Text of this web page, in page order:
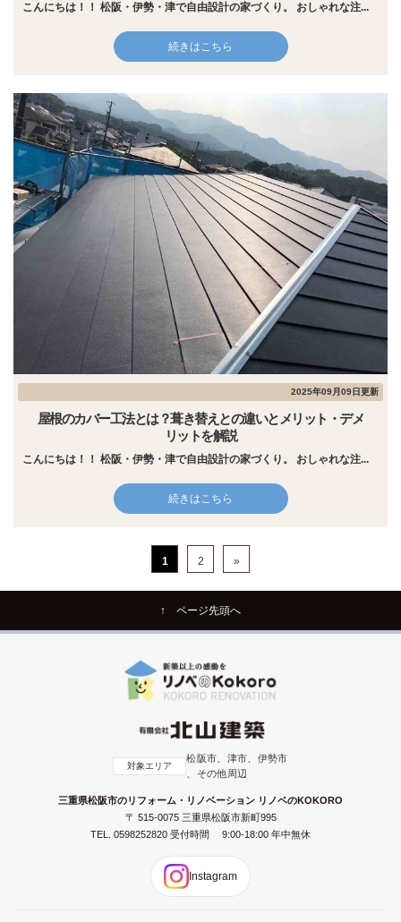
こんにちは！！ 松阪・伊勢・津で自由設計の家づくり。 おしゃれな注...
続きはこちら
2025年09月09日更新
屋根のカバー工法とは？葺き替えとの違いとメリット・デメ
リットを解説
こんにちは！！ 松阪・伊勢・津で自由設計の家づくり。 おしゃれな注...
続きはこちら
1 2 »
↑ ページ先頭へ
対象エリア
松阪市、津市、伊勢市
、その他周辺
三重県松阪市のリフォーム・リノベーション リノベのKOKORO
〒 515-0075 三重県松阪市新町995
TEL. 0598252820 受付時間 9:00-18:00 年中無休
Instagram